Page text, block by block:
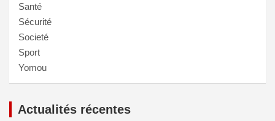
Santé
Sécurité
Societé
Sport
Yomou
Actualités récentes